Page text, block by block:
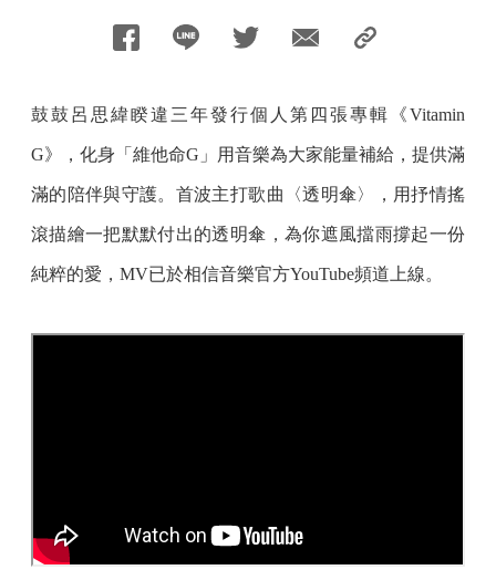
鼓鼓呂思緯睽違三年發行個人第四張專輯《Vitamin
G》，化身「維他命G」用音樂為大家能量補給，提供滿
滿的陪伴與守護。首波主打歌曲〈透明傘〉，用抒情搖
滾描繪一把默默付出的透明傘，為你遮風擋雨撐起一份
純粹的愛，MV已於相信音樂官方YouTube頻道上線。